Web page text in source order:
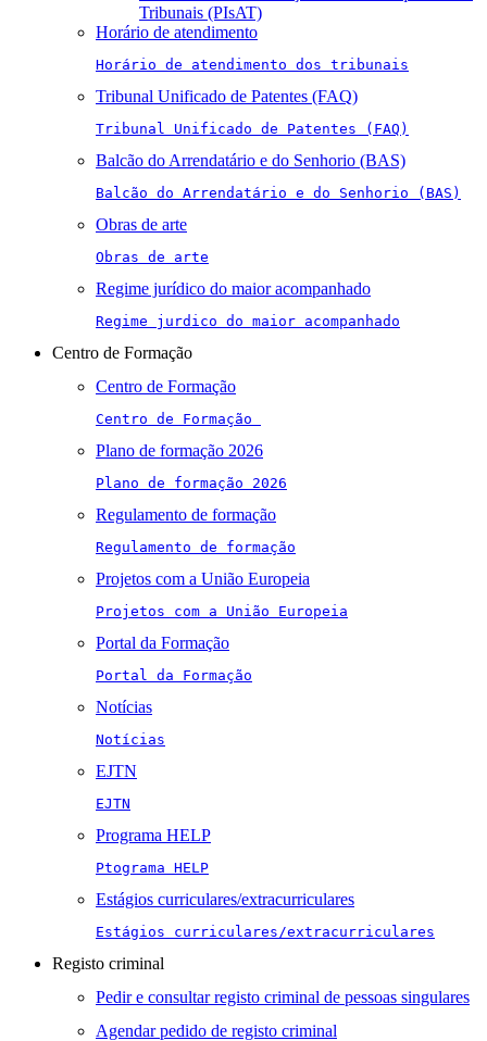
Tribunais (PIsAT)
Horário de atendimento
Horário de atendimento dos tribunais
Tribunal Unificado de Patentes (FAQ)
Tribunal Unificado de Patentes (FAQ)
Balcão do Arrendatário e do Senhorio (BAS)
Balcão do Arrendatário e do Senhorio (BAS)
Obras de arte
Obras de arte
Regime jurídico do maior acompanhado
Regime jurdico do maior acompanhado
Centro de Formação
Centro de Formação
Centro de Formação
Plano de formação 2026
Plano de formação 2026
Regulamento de formação
Regulamento de formação
Projetos com a União Europeia
Projetos com a União Europeia
Portal da Formação
Portal da Formação
Notícias
Notícias
EJTN
EJTN
Programa HELP
Ptograma HELP
Estágios curriculares/extracurriculares
Estágios curriculares/extracurriculares
Registo criminal
Pedir e consultar registo criminal de pessoas singulares
Agendar pedido de registo criminal